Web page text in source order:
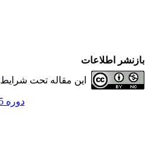
بازنشر اطلاعات
این مقاله تحت شرایط
دوره 15، شماره 1 - ( 3-1401 )